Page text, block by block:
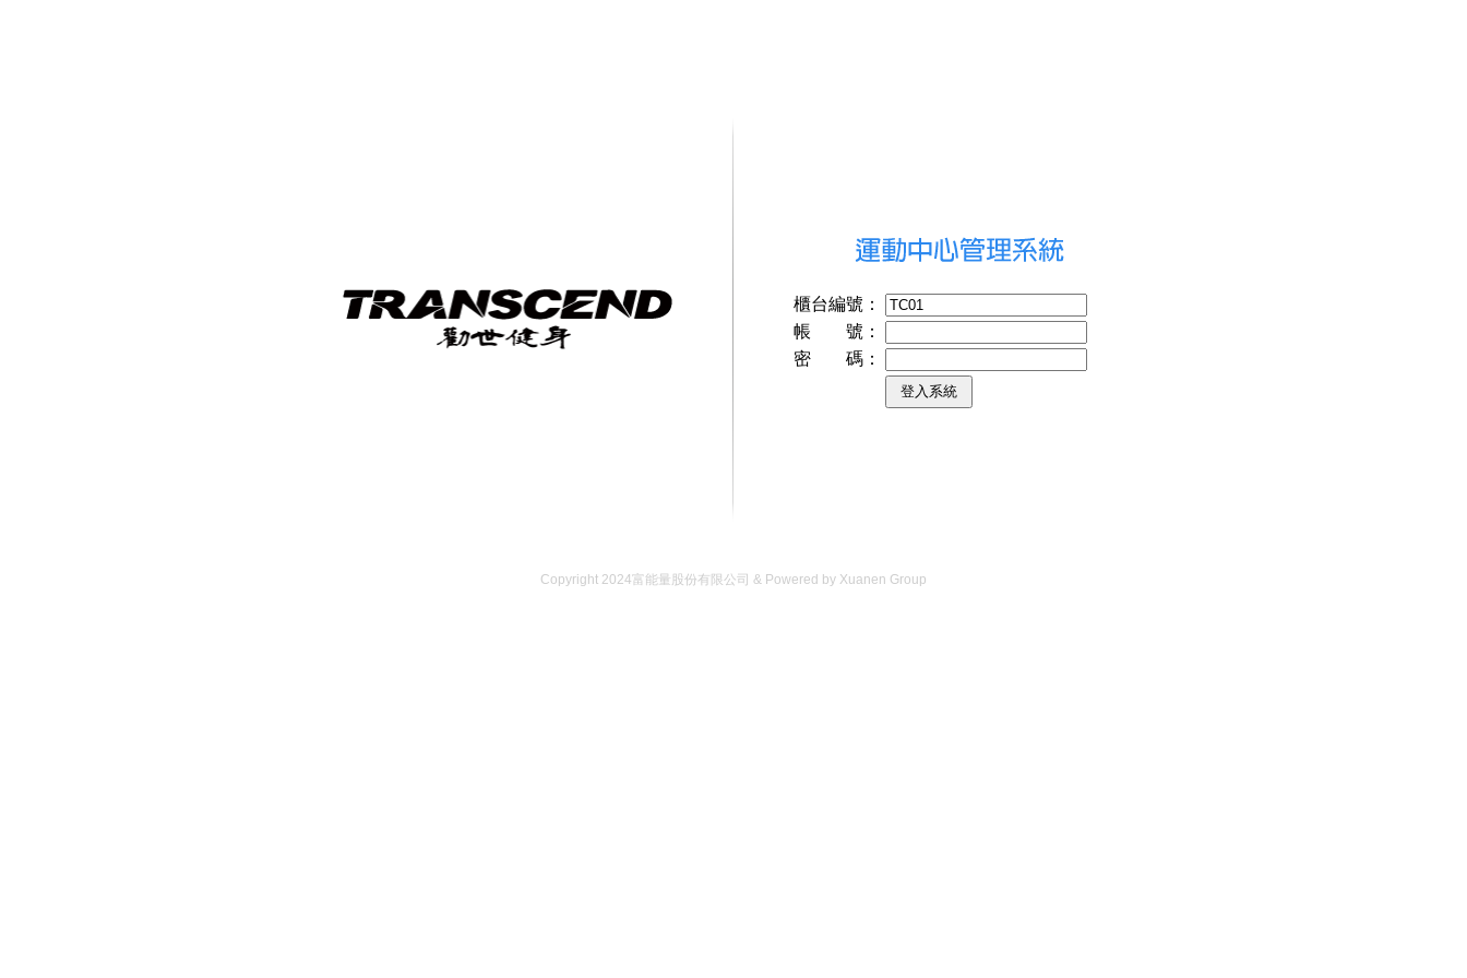
櫃台編號：
帳 號：
密 碼：
Copyright 2024富能量股份有限公司 & Powered by Xuanen Group